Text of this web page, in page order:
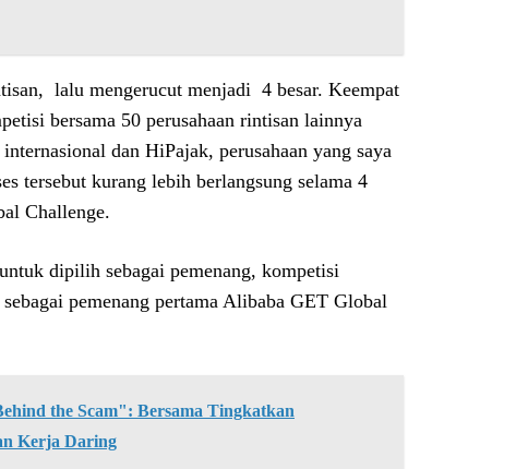
lalu mengerucut menjadi 4 besar. Keempat
bersama 50 perusahaan rintisan lainnya
dan HiPajak, perusahaan yang saya
tersebut kurang lebih berlangsung selama 4
Challenge.
dipilih sebagai pemenang, kompetisi
pemenang pertama Alibaba GET Global
the Scam": Bersama Tingkatkan
Kerja Daring